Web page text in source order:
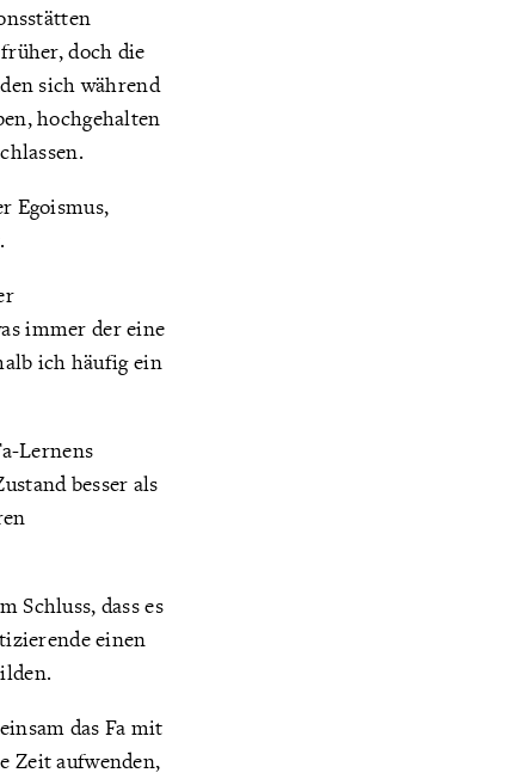
doch die
sich während
hochgehalten
Egoismus,
immer der eine
ich häufig ein
Lernens
besser als
Schluss, dass es
einen
das Fa mit
Zeit aufwenden,